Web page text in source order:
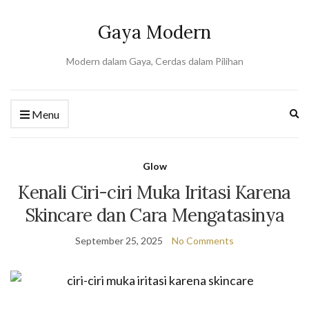
Gaya Modern
Modern dalam Gaya, Cerdas dalam Pilihan
Menu
Glow
Kenali Ciri-ciri Muka Iritasi Karena
Skincare dan Cara Mengatasinya
September 25, 2025 No Comments